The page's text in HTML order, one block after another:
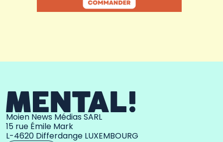
Moien News Médias SARL
15 rue Émile Mark
L-4620 Differdange LUXEMBOURG